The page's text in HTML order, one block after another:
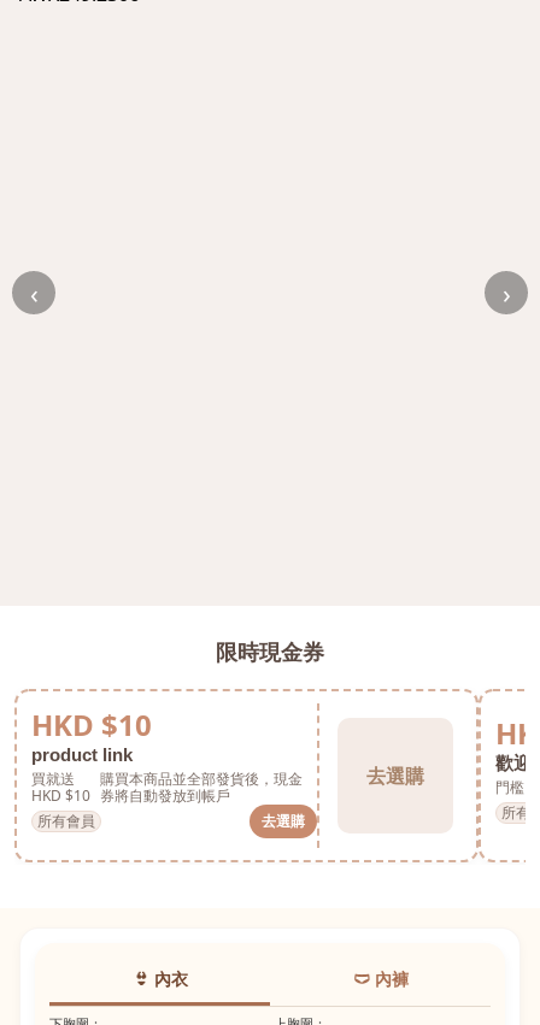
‹ ›
限時現金券
HKD $10
product link
買就送
HKD $10
購買本商品並全部發貨後，現金
券將自動發放到帳戶
所有會員
去選購
去選購
歡迎
門檻
所有
👙 內衣 🩲 內褲